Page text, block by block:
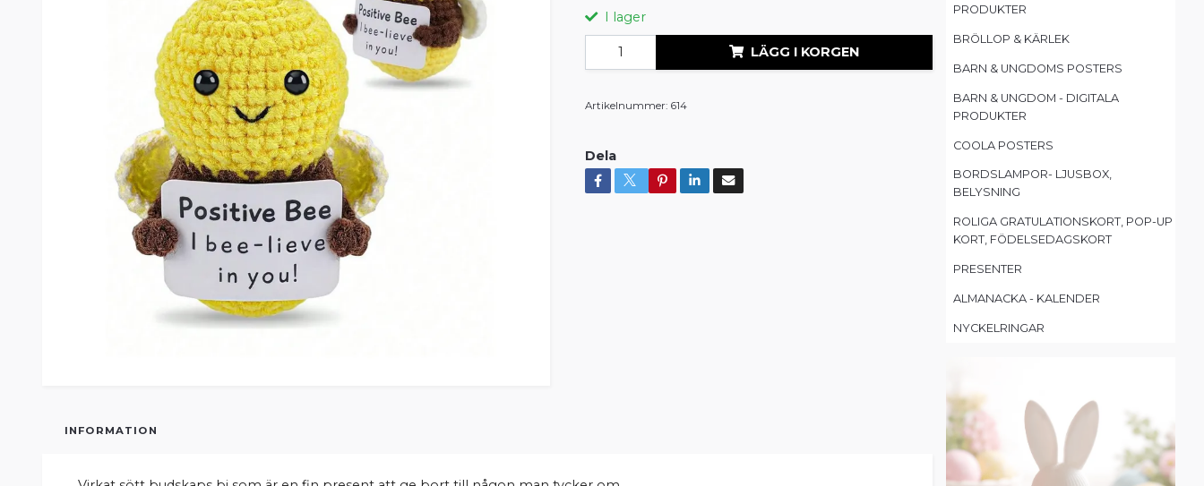
PRODUKTER
BRÖLLOP & KÄRLEK
BARN & UNGDOMS POSTERS
BARN & UNGDOM - DIGITALA
PRODUKTER
COOLA POSTERS
BORDSLAMPOR- LJUSBOX,
BELYSNING
ROLIGA GRATULATIONSKORT, POP-UP
KORT, FÖDELSEDAGSKORT
PRESENTER
ALMANACKA - KALENDER
NYCKELRINGAR
I lager
LÄGG I KORGEN
Artikelnummer: 614
Dela
INFORMATION